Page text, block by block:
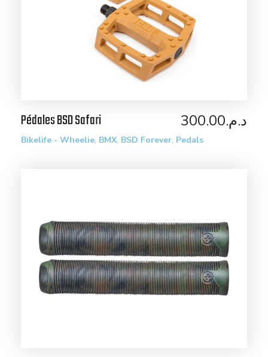
Pédales BSD Safari د.م.300.00
Bikelife - Wheelie, BMX, BSD Forever, Pedals